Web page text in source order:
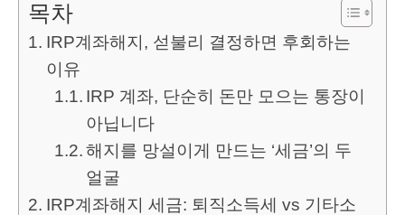
목차
IRP계좌해지, 섣불리 결정하면 후회하는
이유
IRP 계좌, 단순히 돈만 모으는 통장이
아닙니다
해지를 망설이게 만드는 ‘세금’의 두
얼굴
IRP계좌해지 세금: 퇴직소득세 vs 기타소